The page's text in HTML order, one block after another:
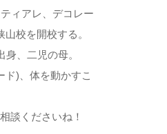
ィアレ、デコレー
校を開校する。
、二児の母。
ド)、体を動かすこ
談くださいね！